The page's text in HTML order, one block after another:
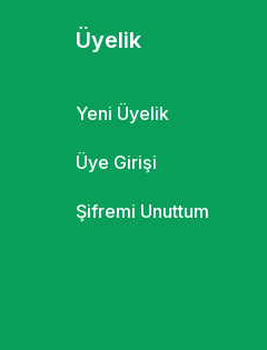
Üyelik
Yeni Üyelik
Üye Girişi
Şifremi Unuttum